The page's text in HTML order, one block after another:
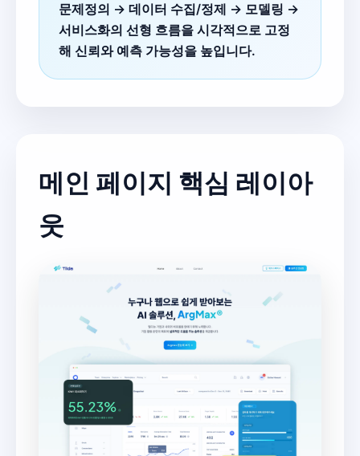
문제정의 → 데이터 수집/정제 → 모델링 →
서비스화의 선형 흐름을 시각적으로 고정
해 신뢰와 예측 가능성을 높입니다.
메인 페이지 핵심 레이아
웃